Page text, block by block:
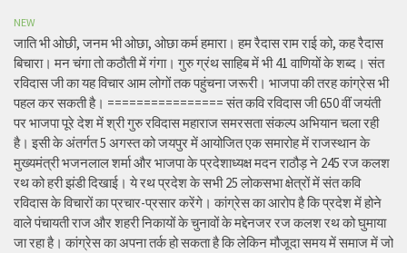
NEW
जाति भी ओछी, जनम भी ओछा, ओछा कर्म हमारा। हम रैदास राम राई को, कह रैदास
बिचारा। मन चंगा तो कठौती में गंगा। गुरु ग्रंथ साहिब में भी 41 वाणियों के शब्द। संत
रविदास जी का यह विचार आम लोगों तक पहुंचना जरूरी। भाजपा की तरह कांग्रेस भी
पहल कर सकती है। ================ संत कवि रविदास जी 650 वीं जयंती
पर भाजपा पूरे देश में श्री गुरु रविदास महाराज समरसता संकल्प अभियान चला रही
है। इसी के अंतर्गत 5 अगस्त को जयपुर में आयोजित एक समारोह में राजस्थान के
मुख्यमंत्री भजनलाल शर्मा और भाजपा के प्रदेशाध्यक्ष मदन राठौड़ ने 245 रज कलश
रथ को हरी झंडी दिखाई। ये रथ प्रदेश के सभी 25 लोकसभा क्षेत्रों में संत कवि
रविदास के विचारों का प्रचार-प्रसार करेंगे। कांग्रेस का आरोप है कि प्रदेश में होने
वाले पंचायती राज और शहरी निकायों के चुनावों के मद्देनजर रज कलश रथ को घुमाया
जा रहा है। कांग्रेस का अपना तर्क हो सकता है कि लेकिन मौजूदा समय में समाज में जो